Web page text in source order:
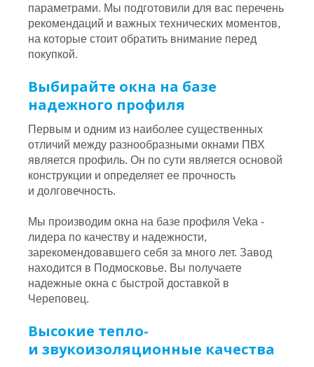
параметрами. Мы подготовили для вас перечень
рекомендаций и важных технических моментов,
на которые стоит обратить внимание перед
покупкой.
Выбирайте окна на базе
надежного профиля
Первым и одним из наиболее существенных
отличий между разнообразными окнами ПВХ
является профиль. Он по сути является основой
конструкции и определяет ее прочность
и долговечность.
Мы производим окна на базе профиля Veka -
лидера по качеству и надежности,
зарекомендовавшего себя за много лет. Завод
находится в Подмосковье. Вы получаете
надежные окна с быстрой доставкой в
Череповец.
Высокие тепло-
и звукоизоляционные качества